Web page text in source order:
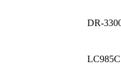
DR-
LC985C